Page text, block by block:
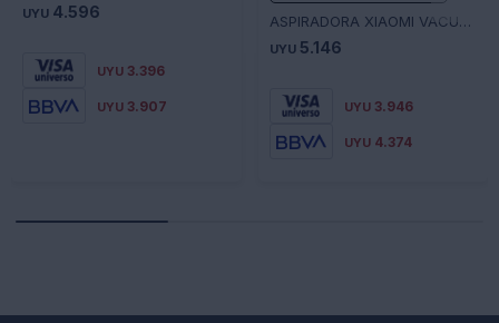
UYU 4.596
UYU 3.396
UYU 3.907
ASPIRADORA XIAOMI VACUUM CLEANER P30 GL
UYU 5.146
UYU 3.946
UYU 4.374